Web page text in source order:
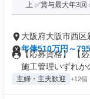
上 ✅賞与最大年3回
大阪府大阪市西区
年俸510万円～
【応募資格】 【
施工管理いずれか
主婦・主夫歓迎 +12個